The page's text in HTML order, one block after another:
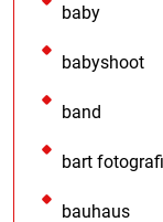
baby
babyshoot
band
bart
bauhaus